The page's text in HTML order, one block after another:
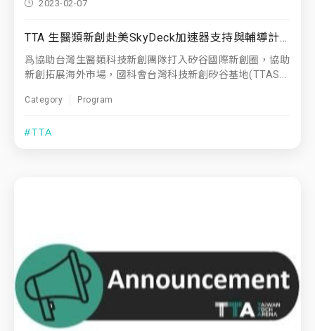
2023-02-07
TTA 生醫類新創赴美SkyDeck加速器支持與輔導計畫 招募團隊
爲協助台灣生醫類科技新創團隊打入矽谷國際新創圈，協助
新創拓展海外市場，國科會台灣科技新創矽谷基地(TTAS...
Category Program
#TTA